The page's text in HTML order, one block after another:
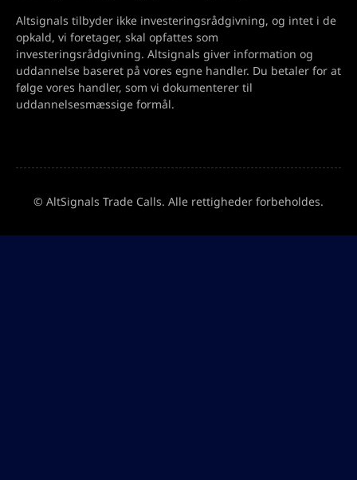
Altsignals tilbyder ikke investeringsrådgivning, og intet i de
opkald, vi foretager, skal opfattes som
investeringsrådgivning. Altsignals giver information og
uddannelse baseret på vores egne handler. Du betaler for at
følge vores handler, som vi dokumenterer til
uddannelsesmæssige formål.
© AltSignals Trade Calls. Alle rettigheder forbeholdes.